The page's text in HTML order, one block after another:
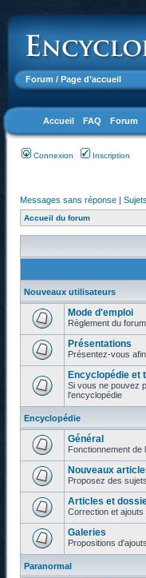
Forum / Page d’accueil
Accueil FAQ Forum
Connexion Inscription
Messages sans réponse |
Accueil du forum
Nouveaux utilisateurs
Mode d'emploi
Règlement du
Présentations
Présentez-vous
Encyclopédie et
Si vous ne pouvez
l'encyclopédie
Encyclopédie
Général
Fonctionnement de
Nouveaux
Proposez des
Articles et
Correction et
Galeries
Propositions
Paranormal